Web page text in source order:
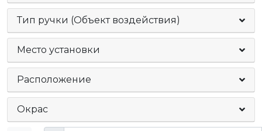
Тип ручки (Объект воздействия)
Место установки
Расположение
Окрас